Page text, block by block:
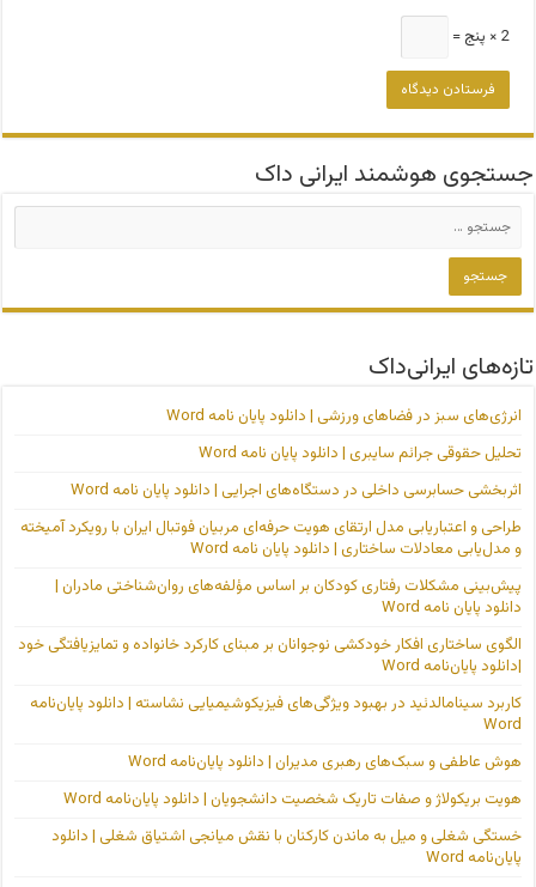
2 × پنج =
جستجوی هوشمند ایرانی داک
تازه‌های ایرانی‌داک
انرژی‌های سبز در فضاهای ورزشی | دانلود پایان نامه Word
تحلیل حقوقی جرائم سایبری | دانلود پایان نامه Word
اثربخشی حسابرسی داخلی در دستگاه‌های اجرایی | دانلود پایان نامه Word
طراحی و اعتباریابی مدل ارتقای هویت حرفه‌ای مربیان فوتبال ایران با رویکرد آمیخته
و مدل‌یابی معادلات ساختاری | دانلود پایان نامه Word
پیش‌بینی مشکلات رفتاری کودکان بر اساس مؤلفه‌های روان‌شناختی مادران |
دانلود پایان نامه Word
الگوی ساختاری افکار خودکشی نوجوانان بر مبنای کارکرد خانواده و تمایزیافتگی خود
|دانلود پایان‌نامه Word
کاربرد سینامالدئید در بهبود ویژگی‌های فیزیکوشیمیایی نشاسته | دانلود پایان‌نامه
Word
هوش عاطفی و سبک‌های رهبری مدیران | دانلود پایان‌نامه Word
هویت بریکولاژ و صفات تاریک شخصیت دانشجویان | دانلود پایان‌نامه Word
خستگی شغلی و میل به ماندن کارکنان با نقش میانجی اشتیاق شغلی | دانلود
پایان‌نامه Word